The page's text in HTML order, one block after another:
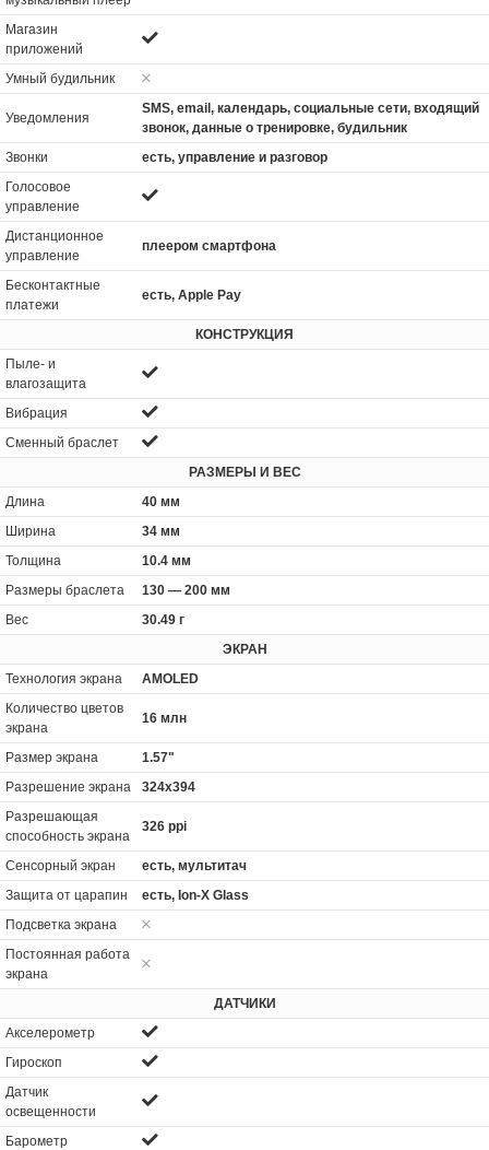
Магазин
приложений
Умный будильник
Уведомления
SMS, email, календарь, социальные сети, входящий
звонок, данные о тренировке, будильник
Звонки
есть, управление и разговор
Голосовое
управление
Дистанционное
управление
плеером смартфона
Бесконтактные
платежи
есть, Apple Pay
КОНСТРУКЦИЯ
Пыле- и
влагозащита
Вибрация
Сменный браслет
РАЗМЕРЫ И ВЕС
Длина
40 мм
Ширина
34 мм
Толщина
10.4 мм
Размеры браслета
130 — 200 мм
Вес
30.49 г
ЭКРАН
Технология экрана
AMOLED
Количество цветов
экрана
16 млн
Размер экрана
1.57"
Разрешение экрана
324x394
Разрешающая
способность экрана
326 ppi
Сенсорный экран
есть, мультитач
Защита от царапин
есть, Ion-X Glass
Подсветка экрана
Постоянная работа
экрана
ДАТЧИКИ
Акселерометр
Гироскоп
Датчик
освещенности
Барометр